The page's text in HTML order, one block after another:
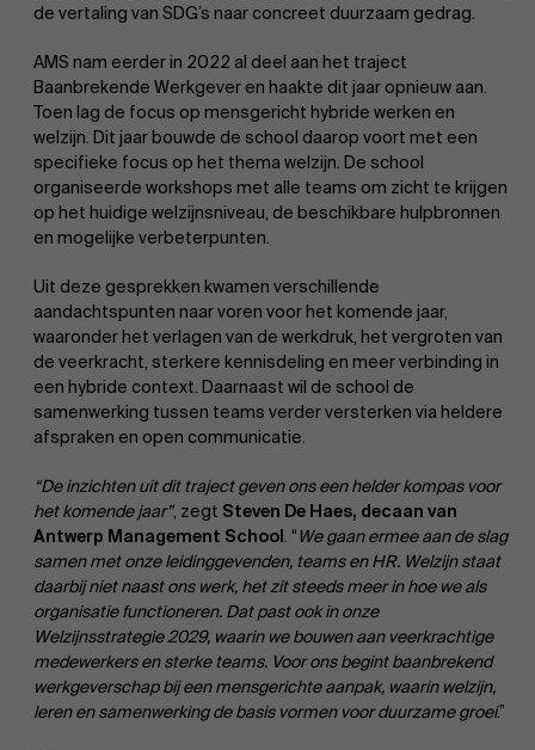
de vertaling van SDG’s naar concreet duurzaam gedrag.
AMS nam eerder in 2022 al deel aan het traject
Baanbrekende Werkgever en haakte dit jaar opnieuw aan.
Toen lag de focus op mensgericht hybride werken en
welzijn. Dit jaar bouwde de school daarop voort met een
specifieke focus op het thema welzijn. De school
organiseerde workshops met alle teams om zicht te krijgen
op het huidige welzijnsniveau, de beschikbare hulpbronnen
en mogelijke verbeterpunten.
Uit deze gesprekken kwamen verschillende
aandachtspunten naar voren voor het komende jaar,
waaronder het verlagen van de werkdruk, het vergroten van
de veerkracht, sterkere kennisdeling en meer verbinding in
een hybride context. Daarnaast wil de school de
samenwerking tussen teams verder versterken via heldere
afspraken en open communicatie.
“De inzichten uit dit traject geven ons een helder kompas voor
het komende jaar”, zegt Steven De Haes, decaan van
Antwerp Management School. “We gaan ermee aan de slag
samen met onze leidinggevenden, teams en HR. Welzijn staat
daarbij niet naast ons werk, het zit steeds meer in hoe we als
organisatie functioneren. Dat past ook in onze
Welzijnsstrategie 2029, waarin we bouwen aan veerkrachtige
medewerkers en sterke teams. Voor ons begint baanbrekend
werkgeverschap bij een mensgerichte aanpak, waarin welzijn,
leren en samenwerking de basis vormen voor duurzame groei.”